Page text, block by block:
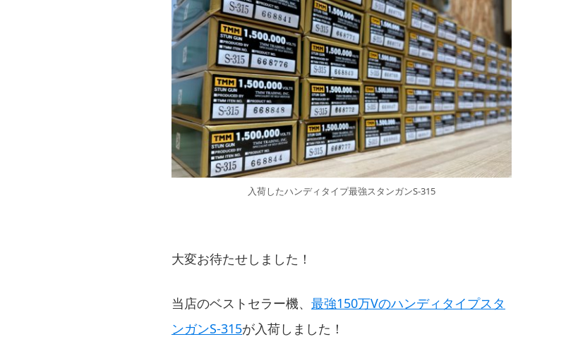
入荷したハンディタイプ最強スタンガンS-315
大変お待たせしました！
当店のベストセラー機、 最強150万Vのハンディタイプスタ
ンガンS-315が入荷しました！